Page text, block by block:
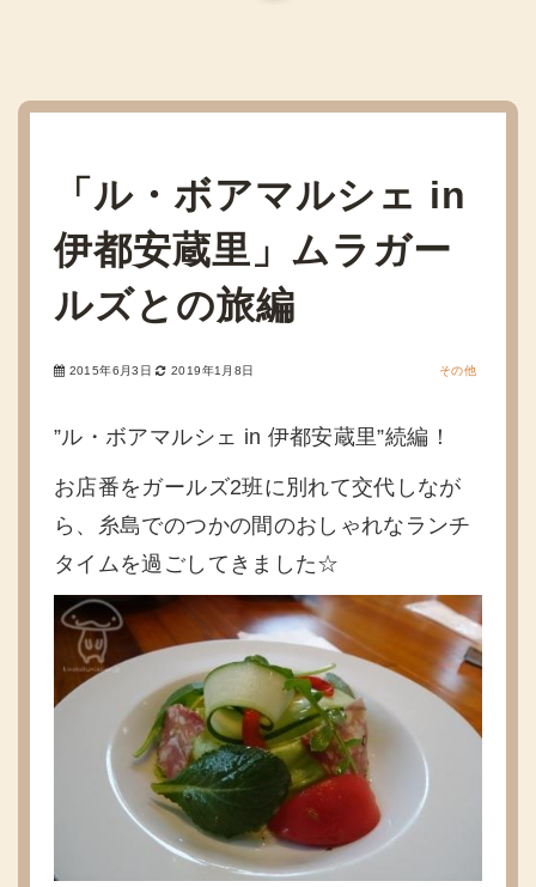
「ル・ボアマルシェ in
伊都安蔵里」ムラガー
ルズとの旅編
2015年6月3日 2019年1月8日 その他
”ル・ボアマルシェ in 伊都安蔵里”続編！
お店番をガールズ2班に別れて交代しなが
ら、糸島でのつかの間のおしゃれなランチ
タイムを過ごしてきました☆